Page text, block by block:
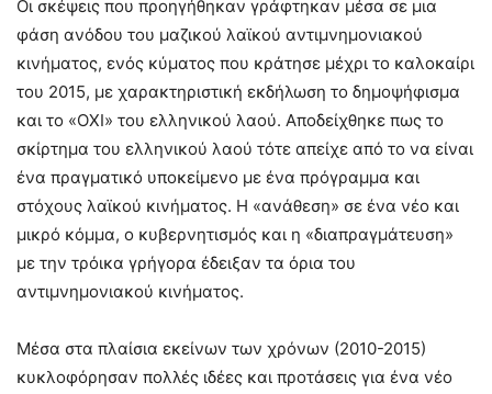
Οι σκέψεις που προηγήθηκαν γράφτηκαν μέσα σε μια
φάση ανόδου του μαζικού λαϊκού αντιμνημονιακού
κινήματος, ενός κύματος που κράτησε μέχρι το καλοκαίρι
του 2015, με χαρακτηριστική εκδήλωση το δημοψήφισμα
και το «ΟΧΙ» του ελληνικού λαού. Αποδείχθηκε πως το
σκίρτημα του ελληνικού λαού τότε απείχε από το να είναι
ένα πραγματικό υποκείμενο με ένα πρόγραμμα και
στόχους λαϊκού κινήματος. Η «ανάθεση» σε ένα νέο και
μικρό κόμμα, ο κυβερνητισμός και η «διαπραγμάτευση»
με την τρόικα γρήγορα έδειξαν τα όρια του
αντιμνημονιακού κινήματος.
Μέσα στα πλαίσια εκείνων των χρόνων (2010-2015)
κυκλοφόρησαν πολλές ιδέες και προτάσεις για ένα νέο